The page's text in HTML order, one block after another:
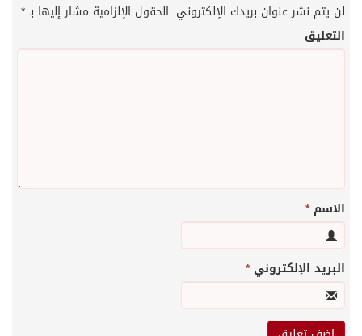
لن يتم نشر عنوان بريدك الإلكتروني. الحقول الإلزامية مشار إليها بـ*
التعليق
الاسم*
البريد الإلكتروني*